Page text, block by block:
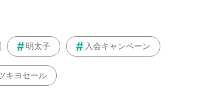
明太子 入会キャンペーン
キヨセール